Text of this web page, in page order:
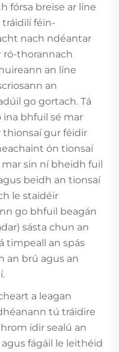
fórsa breise ar líne
féin-
nach ndéantar
ró-thorannach
an líne
an
go gortach. Tá
bhfuil sé mar
thionsaí gur féidir
ón tionsaí
sin ní bheidh fuil
beidh an tionsaí
le staidéir
go bhfuil beagán
sásta chun an
timpeall an spás
an brú agus an
a leagan
tú tráidire
idir sealú an
fágáil le leithéid